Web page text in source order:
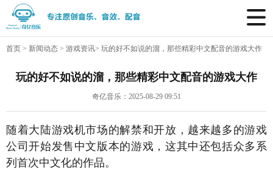
首页 > 新闻动态 > 游戏资讯> 玩的好不如说的溜，那些精彩中文配音的游戏大作
玩的好不如说的溜，那些精彩中文配音的游戏大作
奇亿音乐：2025-08-29 09:51
随着大陆游戏机市场的解禁和开放，越来越多的游戏
公司开始发售中文版本的游戏，这其中还包括众多系
列首次中文化的作品。